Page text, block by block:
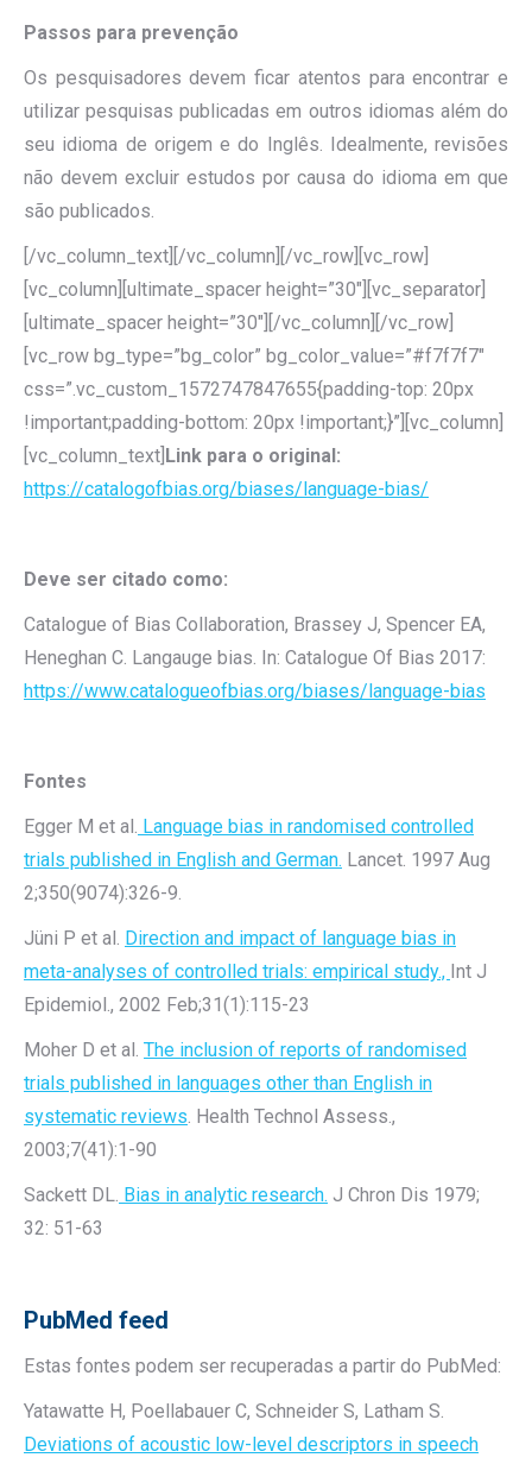
Passos para prevenção
Os pesquisadores devem ficar atentos para encontrar e
utilizar pesquisas publicadas em outros idiomas além do
seu idioma de origem e do Inglês. Idealmente, revisões
não devem excluir estudos por causa do idioma em que
são publicados.
[/vc_column_text][/vc_column][/vc_row][vc_row]
[vc_column][ultimate_spacer height=”30″][vc_separator]
[ultimate_spacer height=”30″][/vc_column][/vc_row]
[vc_row bg_type=”bg_color” bg_color_value=”#f7f7f7″
css=”.vc_custom_1572747847655{padding-top: 20px
!important;padding-bottom: 20px !important;}”][vc_column]
[vc_column_text] Link para o original:
https://catalogofbias.org/biases/language-bias/
Deve ser citado como:
Catalogue of Bias Collaboration, Brassey J, Spencer EA,
Heneghan C. Langauge bias. In: Catalogue Of Bias 2017:
https://www.catalogueofbias.org/biases/language-bias
Fontes
Egger M et al. Language bias in randomised controlled
trials published in English and German. Lancet. 1997 Aug
2;350(9074):326-9.
Jüni P et al. Direction and impact of language bias in
meta-analyses of controlled trials: empirical study., Int J
Epidemiol., 2002 Feb;31(1):115-23
Moher D et al. The inclusion of reports of randomised
trials published in languages other than English in
systematic reviews. Health Technol Assess.,
2003;7(41):1-90
Sackett DL. Bias in analytic research. J Chron Dis 1979;
32: 51-63
PubMed feed
Estas fontes podem ser recuperadas a partir do PubMed:
Yatawatte H, Poellabauer C, Schneider S, Latham S.
Deviations of acoustic low-level descriptors in speech